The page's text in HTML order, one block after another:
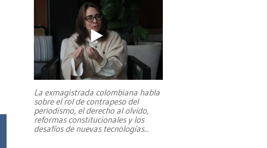
La exmagistrada colombiana habla
sobre el rol de contrapeso del
periodismo, el derecho al olvido,
reformas constitucionales y los
desafíos de nuevas tecnologías...